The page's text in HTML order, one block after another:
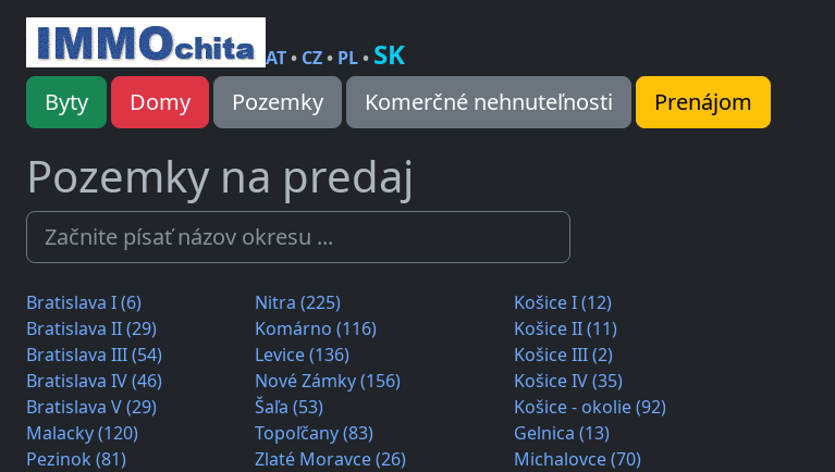
AT• CZ• PL• SK
Byty Domy Pozemky Komerčné nehnuteľnosti Prenájom
Pozemky na predaj
Bratislava I (6)
Bratislava II (29)
Bratislava III (54)
Bratislava IV (46)
Bratislava V (29)
Malacky (120)
Pezinok (81)
Nitra (225)
Komárno (116)
Levice (136)
Nové Zámky (156)
Šaľa (53)
Topoľčany (83)
Zlaté Moravce (26)
Košice I (12)
Košice II (11)
Košice III (2)
Košice IV (35)
Košice - okolie (92)
Gelnica (13)
Michalovce (70)